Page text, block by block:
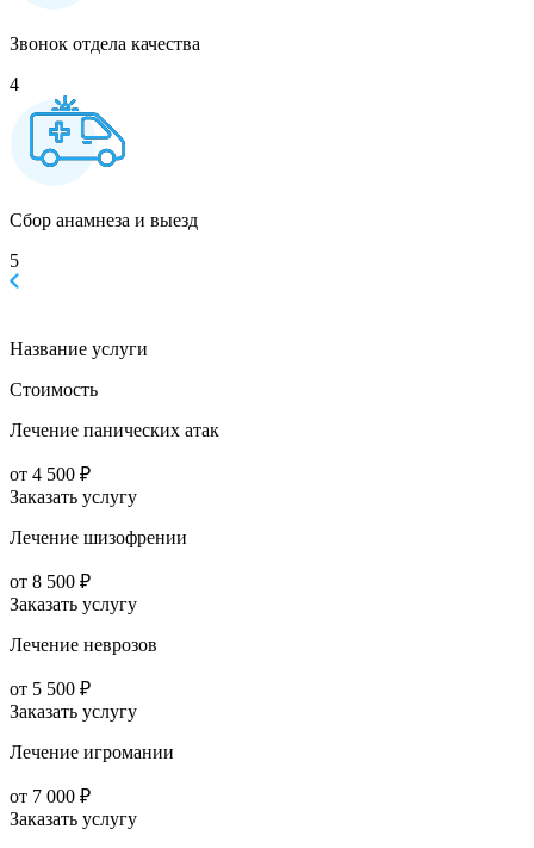
Звонок отдела качества
4
Сбор анамнеза и выезд
5
Название услуги
Стоимость
Лечение панических атак
от 4 500 ₽
Заказать услугу
Лечение шизофрении
от 8 500 ₽
Заказать услугу
Лечение неврозов
от 5 500 ₽
Заказать услугу
Лечение игромании
от 7 000 ₽
Заказать услугу